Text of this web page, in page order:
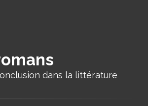
dans la littérature